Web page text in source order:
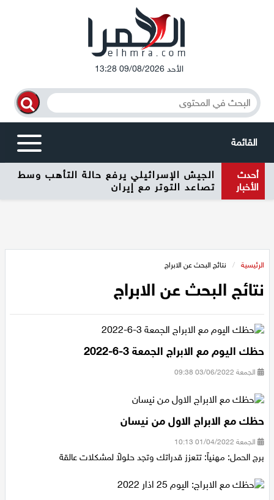
الأحد 09/08/2026 13:28
القائمة
أخبار محلية
دير حنا
سخنين
اخبار عالمية
رياضة
رياضة محلية
أحدث
الأخبار
الجيش الإسرائيلي يرفع حالة التأهب وسط
تصاعد التوتر مع إيران
الرئيسية / نتائج البحث عن الابراج
نتائج البحث عن الابراج
حظك اليوم مع الابراج الجمعة 3-6-2022
الجمعة 03/06/2022 09:38
حظك مع الابراج الاول من نيسان
الجمعة 01/04/2022 10:13
برج الحمل: مهنياً: تتعزز قدراتك وتجد حلولاً لمشكلات عالقة